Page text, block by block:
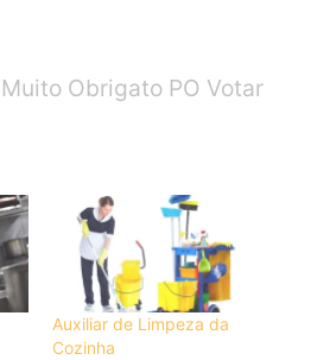
Muito Obrigato PO Votar
Auxiliar de Limpeza da
Cozinha